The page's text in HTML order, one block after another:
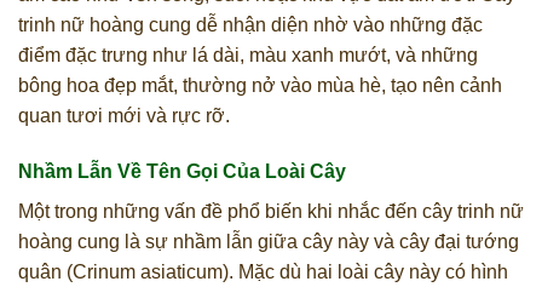
trinh nữ hoàng cung dễ nhận diện nhờ vào những đặc
điểm đặc trưng như lá dài, màu xanh mướt, và những
bông hoa đẹp mắt, thường nở vào mùa hè, tạo nên cảnh
quan tươi mới và rực rỡ.
Nhầm Lẫn Về Tên Gọi Của Loài Cây
Một trong những vấn đề phổ biến khi nhắc đến cây trinh nữ
hoàng cung là sự nhầm lẫn giữa cây này và cây đại tướng
quân (Crinum asiaticum). Mặc dù hai loài cây này có hình